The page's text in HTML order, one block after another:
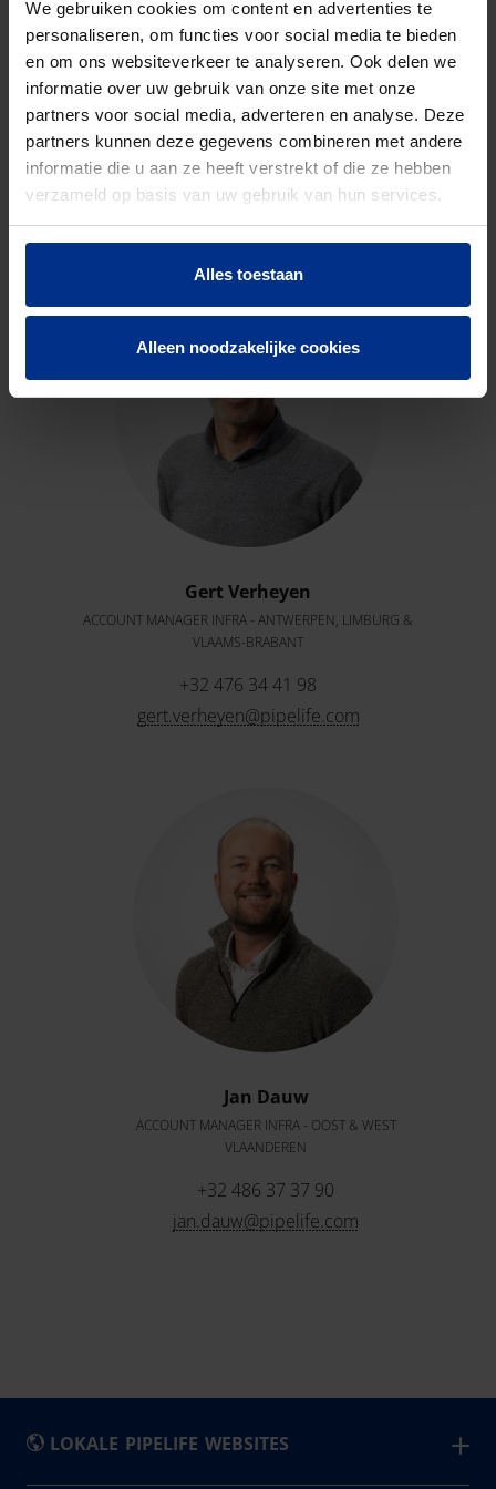
We gebruiken cookies om content en advertenties te
personaliseren, om functies voor social media te bieden
en om ons websiteverkeer te analyseren. Ook delen we
informatie over uw gebruik van onze site met onze
partners voor social media, adverteren en analyse. Deze
partners kunnen deze gegevens combineren met andere
informatie die u aan ze heeft verstrekt of die ze hebben
verzameld op basis van uw gebruik van hun services.
Alles toestaan
Alleen noodzakelijke cookies
CONTACTEER ONS
Neem contact op met onze experts voor meer
informatie.
Gert Verheyen
ACCOUNT MANAGER INFRA - ANTWERPEN, LIMBURG &
VLAAMS-BRABANT
+32 476 34 41 98
gert.verheyen@pipelife.com
Jan Dauw
ACCOUNT MANAGER INFRA - OOST & WEST
VLAANDEREN
+32 486 37 37 90
jan.dauw@pipelife.com
LOKALE PIPELIFE WEBSITES